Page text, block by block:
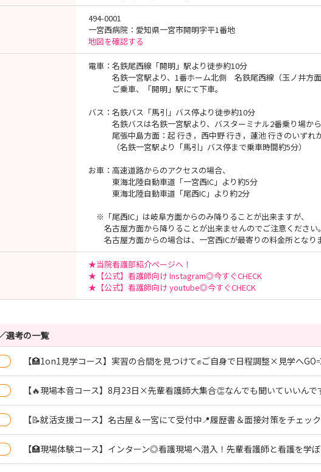
494-0001
一宮西病院：愛知県一宮市開明字平1番地
地図を確認する
電車：名鉄尾西線「開明」駅より徒歩約10分
名鉄一宮駅より、1番ホーム北側 名鉄尾西線（玉ノ井方面
ご乗車、「開明」駅にて下車。
バス：名鉄バス「馬引」バス停より徒歩約10分
名鉄バスは名鉄一宮駅より、バスターミナル2番乗り場から
尾張中島方面：起 行き，西中野 行き，蓮池 行きのいずれ
（名鉄一宮駅より「馬引」バス停まで乗車時間約5分）
お車：高速道路からのアクセスの場合、
東海北陸自動車道「一宮西IC」より約5分
東海北陸自動車道「尾西IC」より約2分
※「尾西IC」は岐阜方面からのみ降りることが出来ますが、
名古屋方面から降りることが出来ませんのでご注意ください。
名古屋方面からの場合は、一宮西ICが最寄りの料金所となりま
★当院看護部紹介ページへ！
★【公式】看護師向け Instagram◎今すぐCHECK
★【公式】看護師向け youtube◎今すぐCHECK
選考の一覧
【🏥1on1見学コース】実習の合間を見つけて✊ご自身で日程調整×見学へ
【🔥現場本音コース】8月23日×先輩看護師大集合👏なんでも聞いていいんで
【📝就活支援コース】名古屋＆一宮にて受付中📍履歴書＆面接対策をチェッ
【🏥現場体験コース】インターン◎看護現場へ潜入！先輩看護師と看護を学ぼ